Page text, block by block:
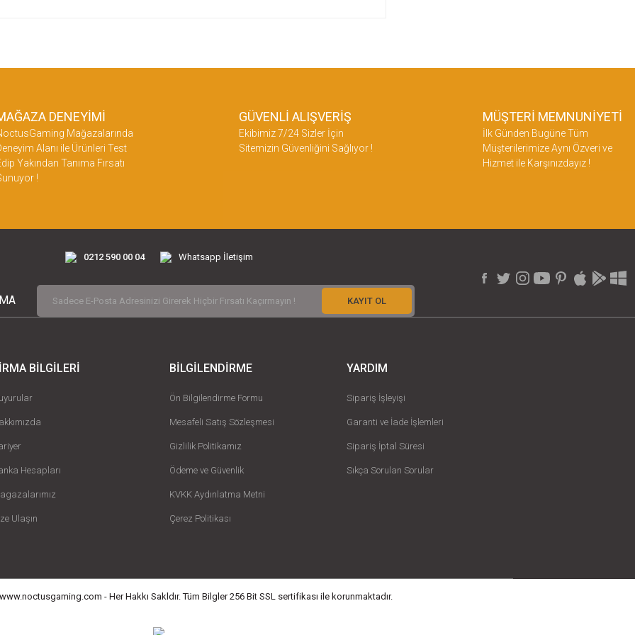
DENEYİMİ
Mağazalarında
Alanı ile Ürünleri Test
Yakından Tanıma Fırsatı
!
GÜVENLİ ALIŞVERİŞ
Ekibimiz 7/24 Sizler İçin
Sitemizin Güvenliğini Sağlıyor !
MÜŞTERİ MEMNUNİYETİ
İlk Günden Bugüne Tüm
Müşterilerimize Aynı Özveri ve
Hizmet ile Karşınızdayız !
0212 590 00 04 Whatsapp İletişim
KAYIT OL
BİLGİLERİ
Hesapları
Ulaşın
BİLGİLENDİRME
Ön Bilgilendirme Formu
Mesafeli Satış Sözleşmesi
Gizlilik Politikamız
Ödeme ve Güvenlik
KVKK Aydınlatma Metni
Çerez Politikası
YARDIM
Sipariş İşleyişi
Garanti ve İade İşlemleri
Sipariş İptal Süresi
Sıkça Sorulan Sorular
- Her Hakkı Sakldır. Tüm Bilgler 256 Bit SSL sertifikası ile korunmaktadır.